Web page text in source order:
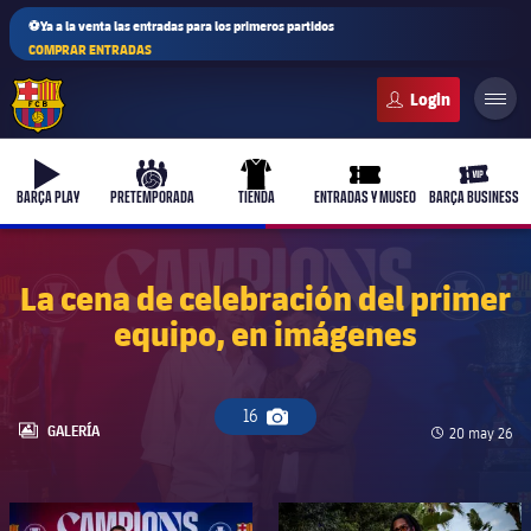
⚽Ya a la venta las entradas para los primeros partidos
COMPRAR ENTRADAS
b-play
BARÇA PLAY
culers-ball
PRETEMPORADA
uniform
TIENDA
ticket-full
ENTRADAS Y MUSEO
ticket-
BARÇA BUSINESS
PLUSICON
Femenino
plusicon
más
Barça Atlètic
plusicon
más
La cena de celebración del primer
equipo, en imágenes
16
Icono de cámara
LABEL.ARIA.GALLERY
GALERÍA Fecha de
20 may 26
FC Barcelona club badge FC Barcelona club badge